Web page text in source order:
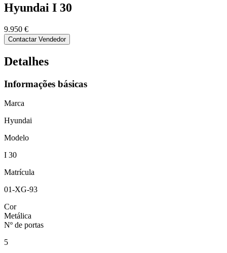
Hyundai I 30
9.950 €
Contactar Vendedor
Detalhes
Informações básicas
Marca
Hyundai
Modelo
I 30
Matrícula
01-XG-93
Cor
Metálica
Nº de portas
5